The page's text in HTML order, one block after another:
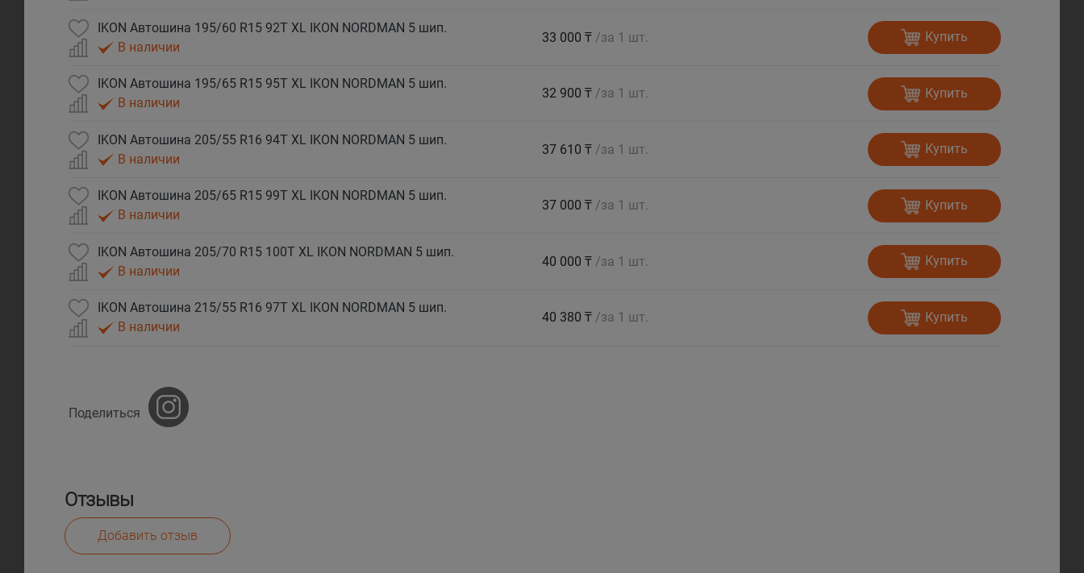
IKON Автошина 195/60 R15 92T XL IKON NORDMAN 5 шип.
В наличии
33 000 ₸ /за 1 шт. Купить
IKON Автошина 195/65 R15 95T XL IKON NORDMAN 5 шип.
В наличии
32 900 ₸ /за 1 шт. Купить
IKON Автошина 205/55 R16 94T XL IKON NORDMAN 5 шип.
В наличии
37 610 ₸ /за 1 шт. Купить
IKON Автошина 205/65 R15 99T XL IKON NORDMAN 5 шип.
В наличии
37 000 ₸ /за 1 шт. Купить
IKON Автошина 205/70 R15 100T XL IKON NORDMAN 5 шип.
В наличии
40 000 ₸ /за 1 шт. Купить
IKON Автошина 215/55 R16 97T XL IKON NORDMAN 5 шип.
В наличии
40 380 ₸ /за 1 шт. Купить
Поделиться
Отзывы
Добавить отзыв